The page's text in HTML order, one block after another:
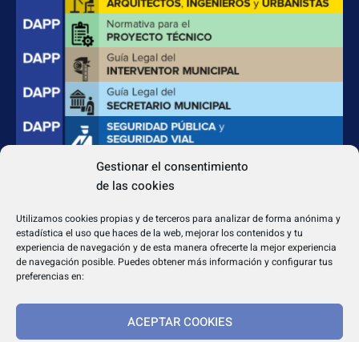
Gestionar el consentimiento
de las cookies
Utilizamos cookies propias y de terceros para analizar de forma anónima y
estadística el uso que haces de la web, mejorar los contenidos y tu
experiencia de navegación y de esta manera ofrecerte la mejor experiencia
de navegación posible. Puedes obtener más información y configurar tus
preferencias en:
ACEPTAR COOKIES
dapp@dappeditorial.es
TEXTOS LEGALES